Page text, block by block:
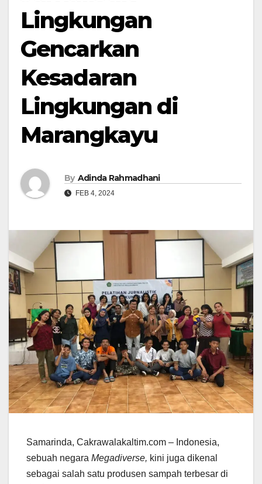
Lingkungan
Gencarkan
Kesadaran
Lingkungan di
Marangkayu
By Adinda Rahmadhani
FEB 4, 2024
Samarinda, Cakrawalakaltim.com – Indonesia,
sebuah negara Megadiverse, kini juga dikenal
sebagai salah satu produsen sampah terbesar di